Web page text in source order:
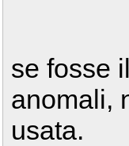
se fosse
anomali,
usata.